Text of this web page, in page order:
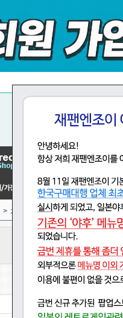
> 게임,장난감 > 피규어 > 기타